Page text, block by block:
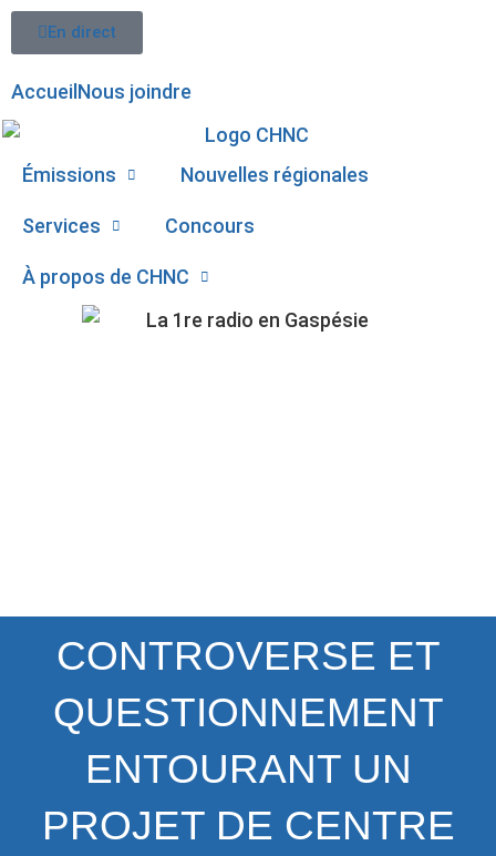
En direct
Accueil Nous joindre
Émissions Nouvelles régionales
Services Concours
À propos de CHNC
CONTROVERSE ET
QUESTIONNEMENT
ENTOURANT UN
PROJET DE CENTRE